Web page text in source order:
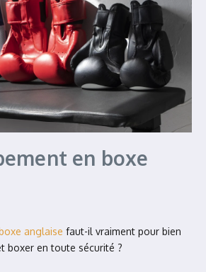
en boxe
anglaise faut-il vraiment pour bien
boxer en toute sécurité ?